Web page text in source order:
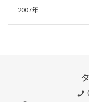
2007年